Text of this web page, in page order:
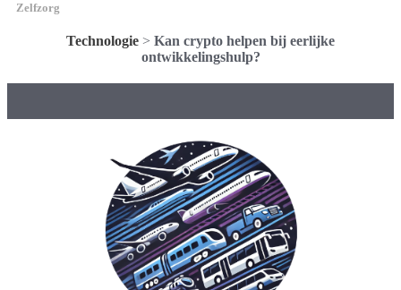
Zelfzorg
Technologie > Kan crypto helpen bij eerlijke
ontwikkelingshulp?